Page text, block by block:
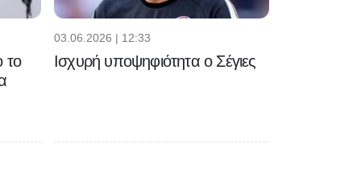
το
03.06.2026 | 12:33
Ισχυρή υποψηφιότητα ο Σέγιες